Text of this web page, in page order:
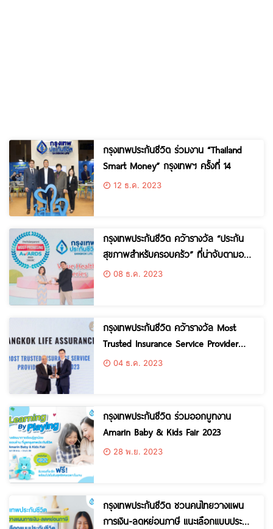
กรุงเทพประกันชีวิต ร่วมงาน “Thailand
Smart Money” กรุงเทพฯ ครั้งที่ 14
12 ธ.ค. 2023
กรุงเทพประกันชีวิต คว้ารางวัล “ประกัน
สุขภาพสำหรับครอบครัว” ที่น่าจับตามอง
ที่สุด จากเวที theAsianparent Awards
08 ธ.ค. 2023
กรุงเทพประกันชีวิต คว้ารางวัล Most
Trusted Insurance Service Provider
Thailand 2023 ตอกย้ำผู้นำธุรกิจประกัน
04 ธ.ค. 2023
กรุงเทพประกันชีวิต ร่วมออกบูทงาน
Amarin Baby & Kids Fair 2023
28 พ.ย. 2023
กรุงเทพประกันชีวิต ชวนคนไทยวางแผน
การเงิน-ลดหย่อนภาษี แนะเลือกแบบประกัน